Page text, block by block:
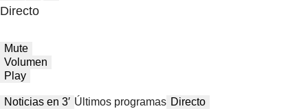
Directo
Mute
Volumen
Play
Noticias en 3′ Últimos programas Directo